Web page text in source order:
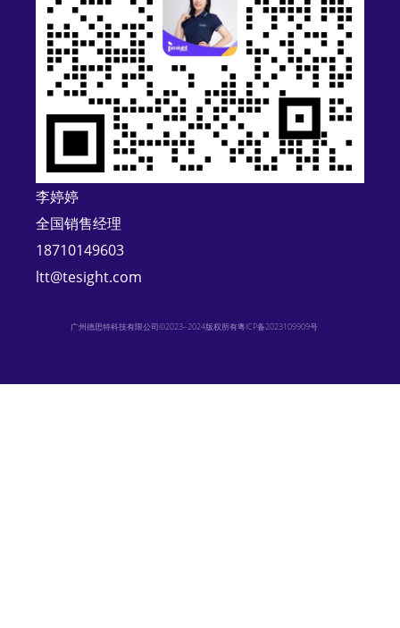
:
李婷婷
全国销售经理
18710149603
ltt@tesight.com
广州德思特科技有限公司©2023–2024版权所有粤ICP备2023109909号